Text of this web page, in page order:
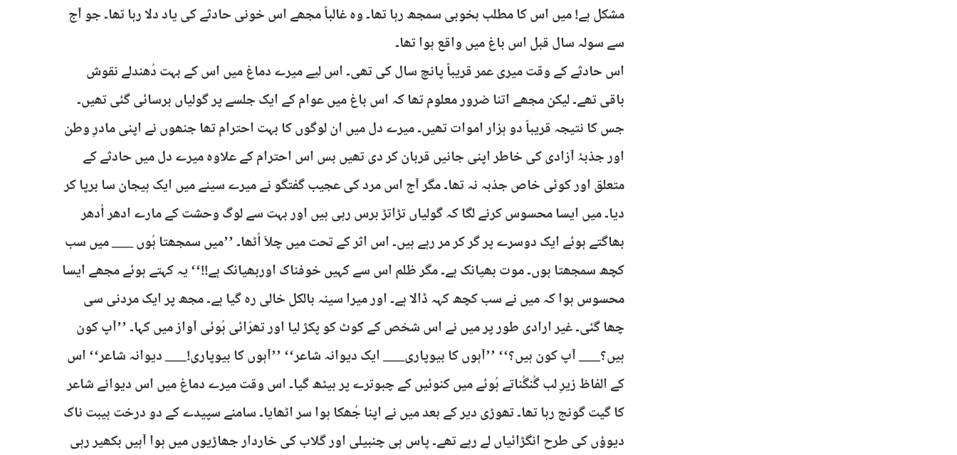
مشکل ہے! میں اس کا مطلب بخوبی سمجھ رہا تھا۔ وہ غالباً مجھے اس خونی حادثے کی یاد دلا رہا تھا۔ جو آج
سے سولہ سال قبل اس باغ میں واقع ہوا تھا۔
اس حادثے کے وقت میری عمر قریباً پانچ سال کی تھی۔ اس لیے میرے دماغ میں اس کے بہت دُھندلے نقوش
باقی تھے۔ لیکن مجھے اتنا ضرور معلوم تھا کہ اس باغ میں عوام کے ایک جلسے پر گولیاں برسائی گئی تھیں۔
جس کا نتیجہ قریباً دو ہزار اموات تھیں۔ میرے دل میں ان لوگوں کا بہت احترام تھا جنھوں نے اپنی مادرِ وطن
اور جذبۂ آزادی کی خاطر اپنی جانیں قربان کر دی تھیں بس اس احترام کے علاوہ میرے دل میں حادثے کے
متعلق اور کوئی خاص جذبہ نہ تھا۔ مگر آج اس مرد کی عجیب گفتگو نے میرے سینے میں ایک ہیجان سا برپا کر
دیا۔ میں ایسا محسوس کرنے لگا کہ گولیاں تڑاتڑ برس رہی ہیں اور بہت سے لوگ وحشت کے مارے ادھر اُدھر
بھاگتے ہوئے ایک دوسرے پر گر کر مر رہے ہیں۔ اس اثر کے تحت میں چلاّ اُٹھا۔ ’’میں سمجھتا ہُوں ___ میں سب
کچھ سمجھتا ہوں۔ موت بھیانک ہے۔ مگر ظلم اس سے کہیں خوفناک اوربھیانک ہے!!‘‘ یہ کہتے ہوئے مجھے ایسا
محسوس ہوا کہ میں نے سب کچھ کہہ ڈالا ہے۔ اور میرا سینہ بالکل خالی رہ گیا ہے۔ مجھ پر ایک مردنی سی
چھا گئی۔ غیر ارادی طور پر میں نے اس شخص کے کوٹ کو پکڑ لیا اور تھرّائی ہُوئی آواز میں کہا۔ ’’آپ کون
ہیں؟___ آپ کون ہیں؟‘‘ ’’آہوں کا بیوپاری___ ایک دیوانہ شاعر‘‘ ’’آہوں کا بیوپاری!___ دیوانہ شاعر‘‘ اس
کے الفاظ زیرِ لب گُنگُناتے ہُوئے میں کنوئیں کے چبوترے پر بیٹھ گیا۔ اس وقت میرے دماغ میں اس دیوانے شاعر
کا گیت گونج رہا تھا۔ تھوڑی دیر کے بعد میں نے اپنا جُھکا ہوا سر اٹھایا۔ سامنے سپیدے کے دو درخت ہیبت ناک
دیوؤں کی طرح انگڑائیاں لے رہے تھے۔ پاس ہی چنبیلی اور گلاب کی خاردار جھاڑیوں میں ہوا آہیں بکھیر رہی